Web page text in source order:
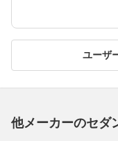
ユーザ
他メーカーのセダ